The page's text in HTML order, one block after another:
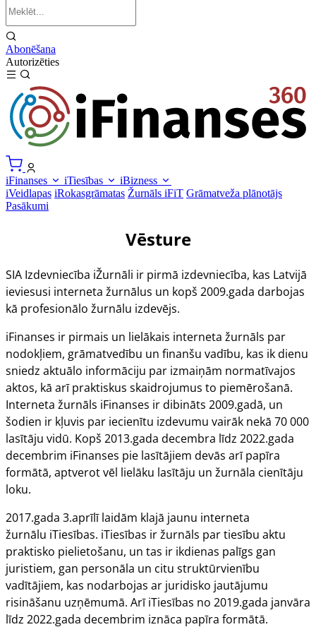
Abonēšana
Autorizēties
iFinanses iTiesības
iBizness
iVeidlapas iRokasgrāmatas Žurnāls iFiT Grāmatveža plānotājs
Pasākumi
Vēsture
SIA Izdevniecība iŽurnāli ir pirmā izdevniecība, kas Latvijā
ieviesusi interneta žurnālus un kopš 2009.gada darbojas
kā profesionālo žurnālu izdevējs.
iFinanses ir pirmais un lielākais interneta žurnāls par
nodokļiem, grāmatvedību un finanšu vadību, kas ik dienu
sniedz aktuālo informāciju par izmaiņām normatīvajos
aktos, kā arī praktiskus skaidrojumus to piemērošanā.
Interneta žurnāls iFinanses ir dibināts 2009.gadā, un
šodien ir kļuvis par iecienītu izdevumu vairāk nekā 70 000
lasītāju vidū. Kopš 2013.gada decembra līdz 2022.gada
decembrim iFinanses pie lasītājiem devās arī papīra
formātā, aptverot vēl lielāku lasītāju un žurnāla cienītāju
loku.
2017.gada 3.aprīlī laidām klajā jaunu interneta
žurnālu iTiesības. iTiesības ir žurnāls par tiesību aktu
praktisko pielietošanu, un tas ir ikdienas palīgs gan
juristiem, gan personāla un citu struktūrvienību
vadītājiem, kas nodarbojas ar juridisko jautājumu
risināšanu uzņēmumā. ArīiTiesības no 2019.gada janvāra
līdz 2022.gada decembrim iznāca papīra formātā.